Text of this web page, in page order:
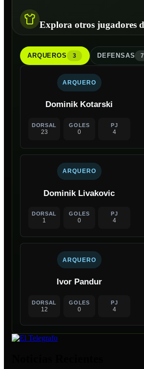
Explora otros jugadores
ARQUEROS 3 DEFENSAS 7
ARQUERO
Dominik Kotarski
DORSAL
23
GOLES
0
PJ
4
ARQUERO
Dominik Livakovic
DORSAL
1
GOLES
0
PJ
4
ARQUERO
Ivor Pandur
DORSAL
12
GOLES
0
PJ
4